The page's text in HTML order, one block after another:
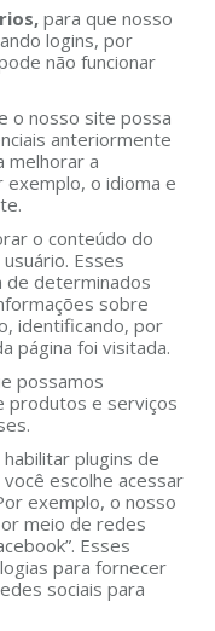
para que nosso
logins, por
não funcionar
o nosso site possa
anteriormente
melhorar a
exemplo, o idioma e
o conteúdo do
Esses
de determinados
sobre
identificando, por
página foi visitada.
possamos
produtos e serviços
plugins de
escolhe acessar
exemplo, o nosso
meio de redes
Esses
para fornecer
sociais para